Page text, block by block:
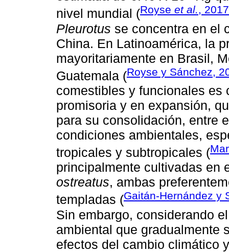
nivel mundial (Royse et al., 2017
Pleurotus se concentra en el
China. En Latinoamérica, la
mayoritariamente en Brasil,
Guatemala (Royse y Sánchez,
comestibles y funcionales es
promisoria y en expansión,
para su consolidación, entre
condiciones ambientales,
tropicales y subtropicales (
principalmente cultivadas en
ostreatus, ambas
templadas (Gaitán-Hernández y
Sin embargo, considerando
ambiental que gradualmente
efectos del cambio climático